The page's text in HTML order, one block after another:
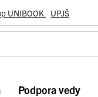
UNIBOOK UPJŠ
Podpora vedy